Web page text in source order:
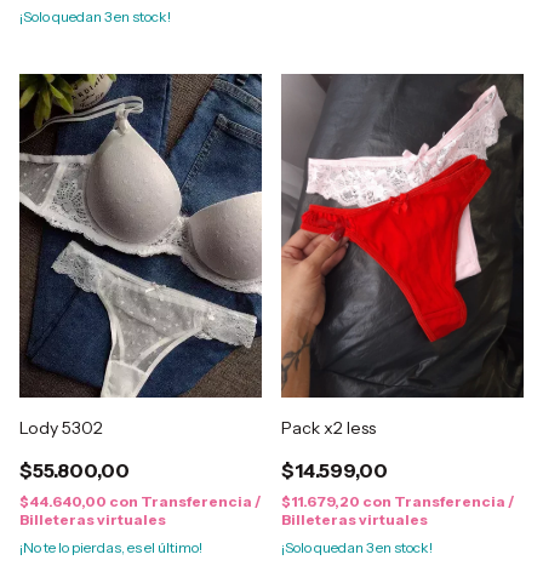
¡Solo quedan 3en stock!
Lody 5302
$55.800,00
$44.640,00 con Transferencia /
Billeteras virtuales
¡No te lo pierdas, es el último!
Pack x2 less
$14.599,00
$11.679,20 con Transferencia /
Billeteras virtuales
¡Solo quedan 3en stock!